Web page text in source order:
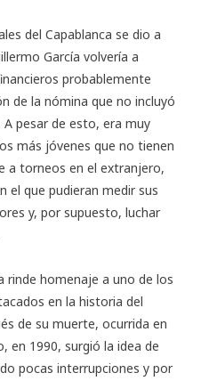
del Capablanca se dio a
García volvería a
probablemente
de la nómina que no incluyó
pesar de esto, era muy
más jóvenes que no tienen
a torneos en el extranjero,
que pudieran medir sus
y, por supuesto, luchar
rinde homenaje a uno de los
en la historia del
de su muerte, ocurrida en
en 1990, surgió la idea de
pocas interrupciones y por